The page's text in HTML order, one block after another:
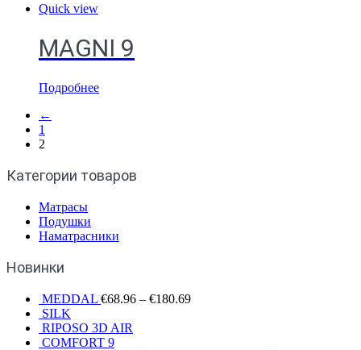
Quick view
MAGNI 9
Подробнее
←
1
2
Категории товаров
Матрасы
Подушки
Наматрасники
Новинки
MEDDAL €68.96 – €180.69
SILK
RIPOSO 3D AIR
COMFORT 9